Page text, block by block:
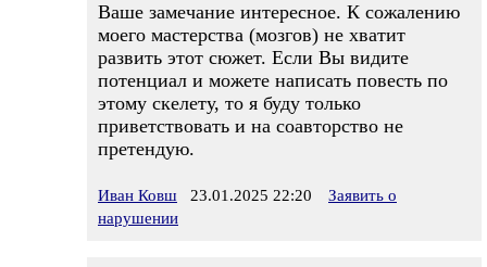
Ваше замечание интересное. К сожалению
моего мастерства (мозгов) не хватит
развить этот сюжет. Если Вы видите
потенциал и можете написать повесть по
этому скелету, то я буду только
приветствовать и на соавторство не
претендую.
Иван Ковш 23.01.2025 22:20
Заявить о
нарушении